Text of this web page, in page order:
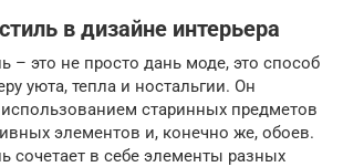
в дизайне интерьера
– это не просто дань моде, это способ
уюта, тепла и ностальгии. Он
использованием старинных предметов
элементов и, конечно же, обоев.
сочетает в себе элементы разных